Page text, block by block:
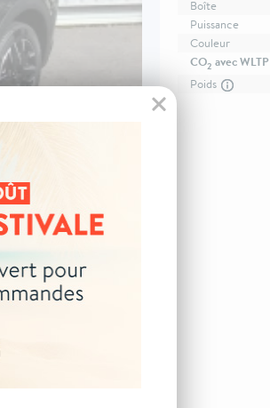
Boîte
Puissance
Couleur
CO2 avec WLTP
Poids